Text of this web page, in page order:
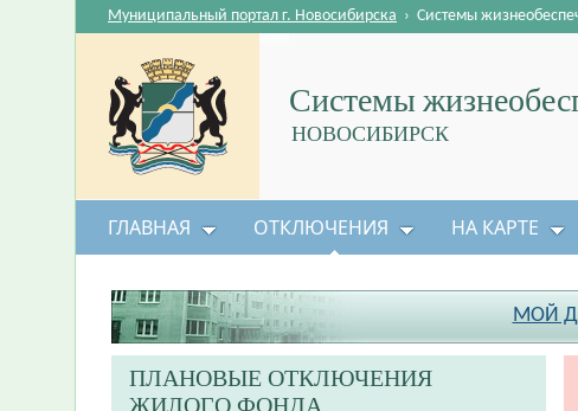
Системы
НОВОСИБИРСК
Муниципальный портал г. Новосибирска › Системы
ГЛАВНАЯ ОТКЛЮЧЕНИЯ НА КАРТЕ
МОЙ
ПЛАНОВЫЕ ОТКЛЮЧЕНИЯ
ЖИЛОГО ФОНДА